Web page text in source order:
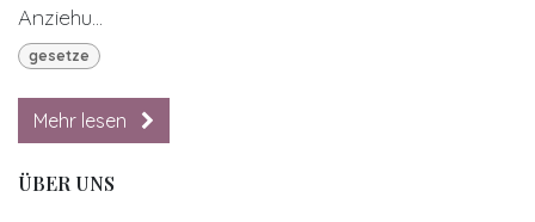
Anziehu...
gesetze
Mehr lesen
ÜBER UNS